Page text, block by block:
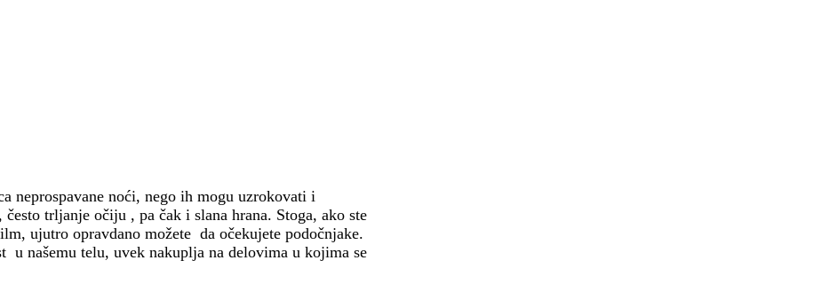
neprospavane noći, nego ih mogu uzrokovati i
trljanje očiju , pa čak i slana hrana. Stoga, ako ste
ujutro opravdano možete da očekujete podočnjake.
u našemu telu, uvek nakuplja na delovima u kojima se